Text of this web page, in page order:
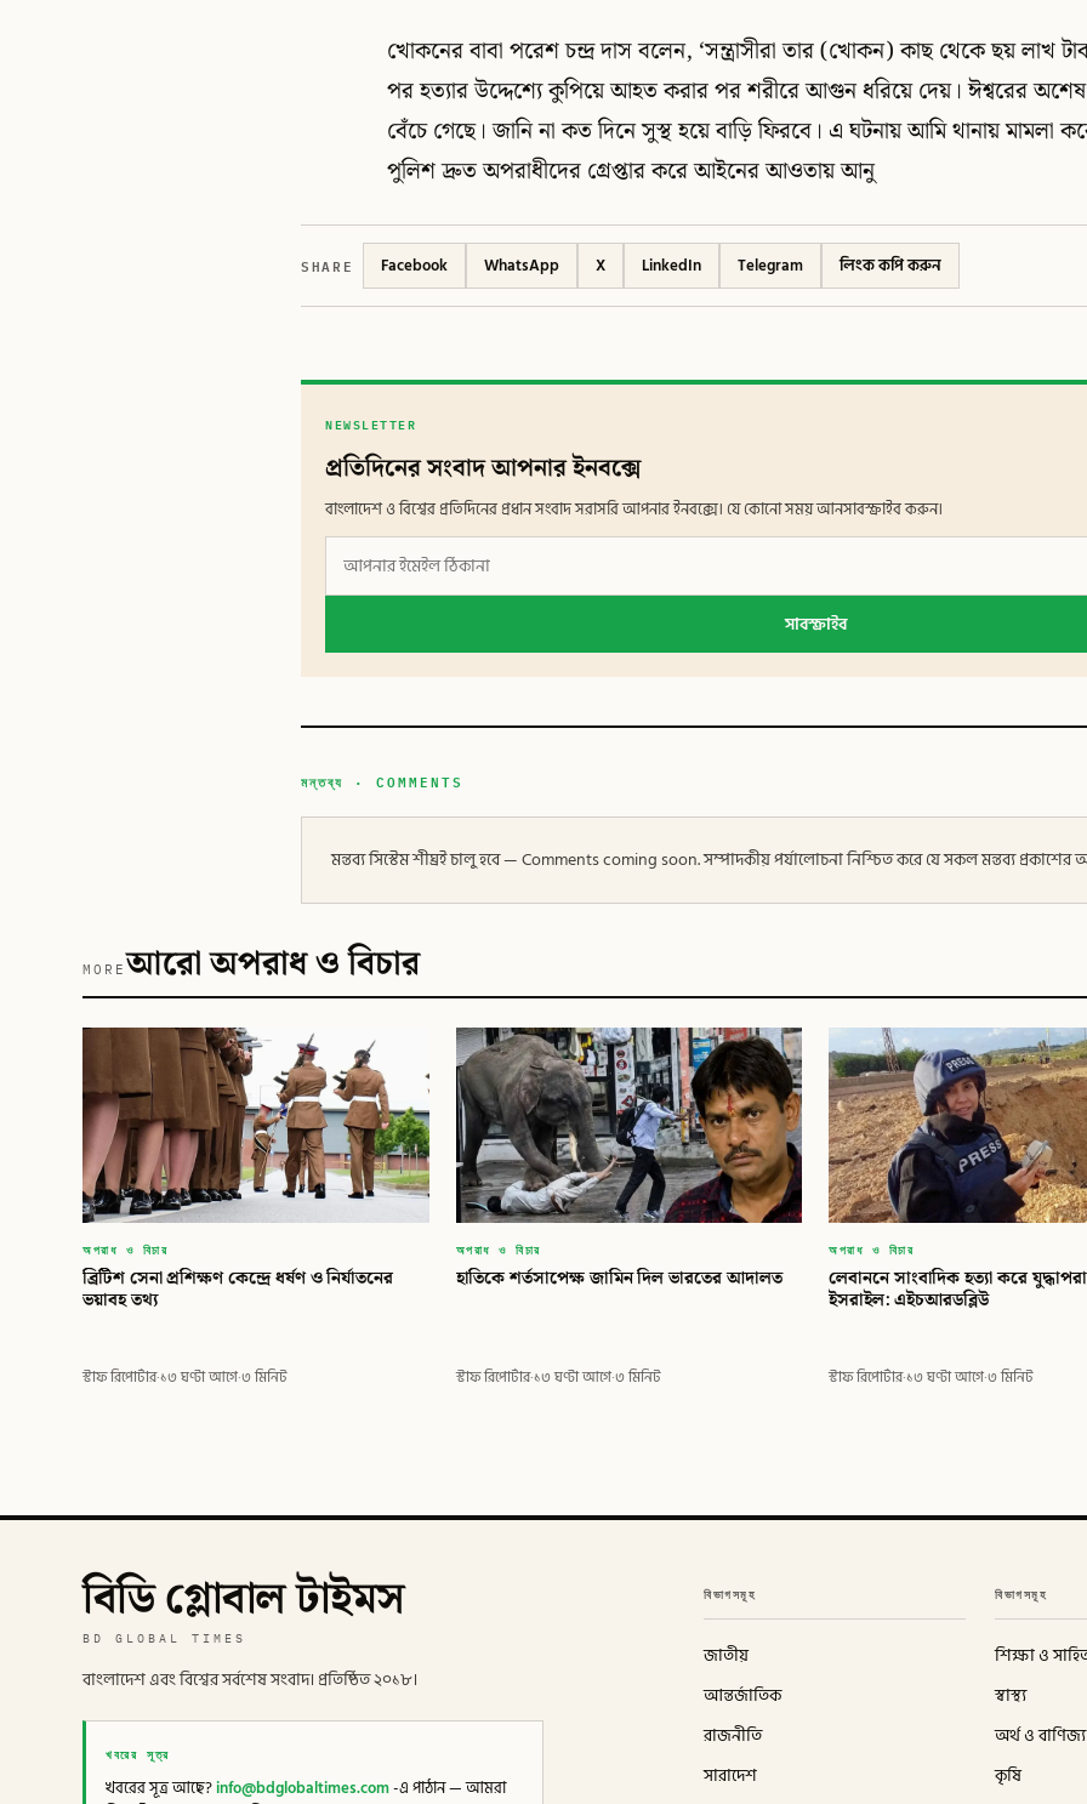
খোকনের বাবা পরেশ চন্দ্র দাস বলেন, ‘সন্ত্রাসীরা তার (খোকন) কাছ থেকে ছয় লাখ
পর হত্যার উদ্দেশ্যে কুপিয়ে আহত করার পর শরীরে আগুন ধরিয়ে দেয়। ঈশ্বরের অশেষ
বেঁচে গেছে। জানি না কত দিনে সুস্থ হয়ে বাড়ি ফিরবে। এ ঘটনায় আমি থানায় মামলা
পুলিশ দ্রুত অপরাধীদের গ্রেপ্তার করে আইনের আওতায় আনু
SHARE Facebook WhatsApp X LinkedIn Telegram লিংক কপি করুন
NEWSLETTER
প্রতিদিনের সংবাদ আপনার ইনবক্সে
বাংলাদেশ ও বিশ্বের প্রতিদিনের প্রধান সংবাদ সরাসরি আপনার ইনবক্সে। যে কোনো সময় আনসাবস্ক্রাইব করুন।
সাবস্ক্রাইব
মন্তব্য · COMMENTS
মন্তব্য সিস্টেম শীঘ্রই চালু হবে — Comments coming soon. সম্পাদকীয় পর্যালোচনা নিশ্চিত করে যে সকল মন্তব্য
MOREআরো অপরাধ ও বিচার
অপরাধ ও বিচার
ব্রিটিশ সেনা প্রশিক্ষণ কেন্দ্রে ধর্ষণ ও নির্যাতনের
ভয়াবহ তথ্য
স্টাফ রিপোর্টার·১৩ ঘণ্টা আগে·৩ মিনিট
অপরাধ ও বিচার
হাতিকে শর্তসাপেক্ষ জামিন দিল ভারতের আদালত
স্টাফ রিপোর্টার·১৩ ঘণ্টা আগে·৩ মিনিট
অপরাধ ও বিচার
লেবাননে সাংবাদিক হত্যা করে
ইসরাইল: এইচআরডব্লিউ
স্টাফ রিপোর্টার·১৩ ঘণ্টা আগে·৩ মিনিট
বিডি গ্লোবাল টাইমস
BD GLOBAL TIMES
বাংলাদেশ এবং বিশ্বের সর্বশেষ সংবাদ। প্রতিষ্ঠিত ২০১৮।
খবরের সূত্র
খবরের সূত্র আছে?info@bdglobaltimes.com-এ পাঠান — আমরা
বিভাগসমূহ
জাতীয়
আন্তর্জাতিক
রাজনীতি
সারাদেশ
বিভাগসমূহ
শিক্ষা ও
স্বাস্থ্য
অর্থ ও বাণিজ্য
কৃষি